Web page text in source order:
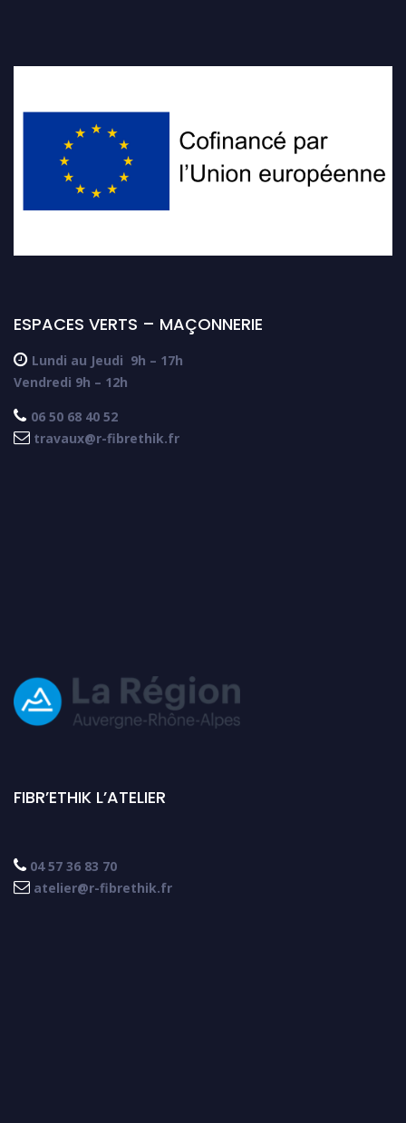
ESPACES VERTS – MAÇONNERIE
 Lundi au Jeudi 9h – 17h
Vendredi 9h – 12h
 06 50 68 40 52
 travaux@r-fibrethik.fr
FIBR’ETHIK L’ATELIER
 04 57 36 83 70
 atelier@r-fibrethik.fr